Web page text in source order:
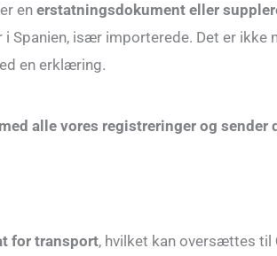
er enerstatningsdokument eller
Spanien, især importerede. Det er
en erklæring.
alle vores registreringer og
for transport, hvilket kan oversættes til